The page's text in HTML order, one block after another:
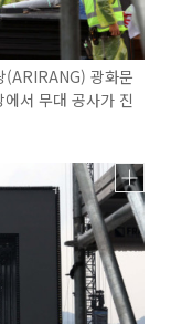
광화문
서 무대 공사가 진